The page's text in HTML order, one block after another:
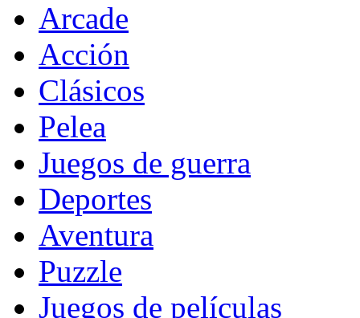
Arcade
Acción
Clásicos
Pelea
Juegos de guerra
Deportes
Aventura
Puzzle
Juegos de películas